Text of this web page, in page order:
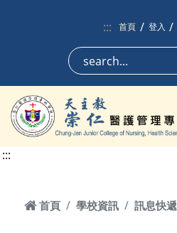
:::
首頁 登入
:::
首頁
首頁 學校資訊 訊息快遞